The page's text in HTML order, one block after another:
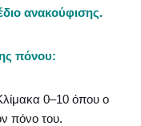
ανακούφισης.
πόνου:
0–10 όπου ο
πόνο του.